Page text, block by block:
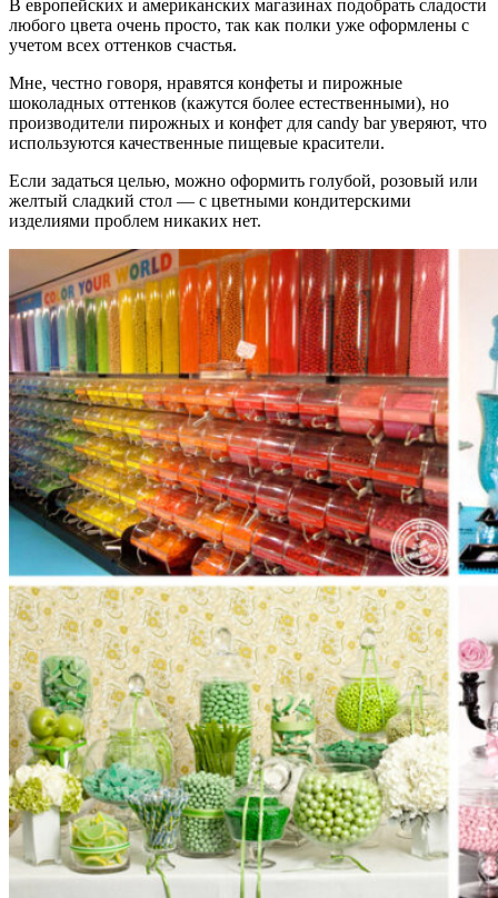
В европейских и американских магазинах подобрать сладости
любого цвета очень просто, так как полки уже оформлены с
учетом всех оттенков счастья.
Мне, честно говоря, нравятся конфеты и пирожные
шоколадных оттенков (кажутся более естественными), но
производители пирожных и конфет для candy bar уверяют, что
используются качественные пищевые красители.
Если задаться целью, можно оформить голубой, розовый или
желтый сладкий стол — с цветными кондитерскими
изделиями проблем никаких нет.